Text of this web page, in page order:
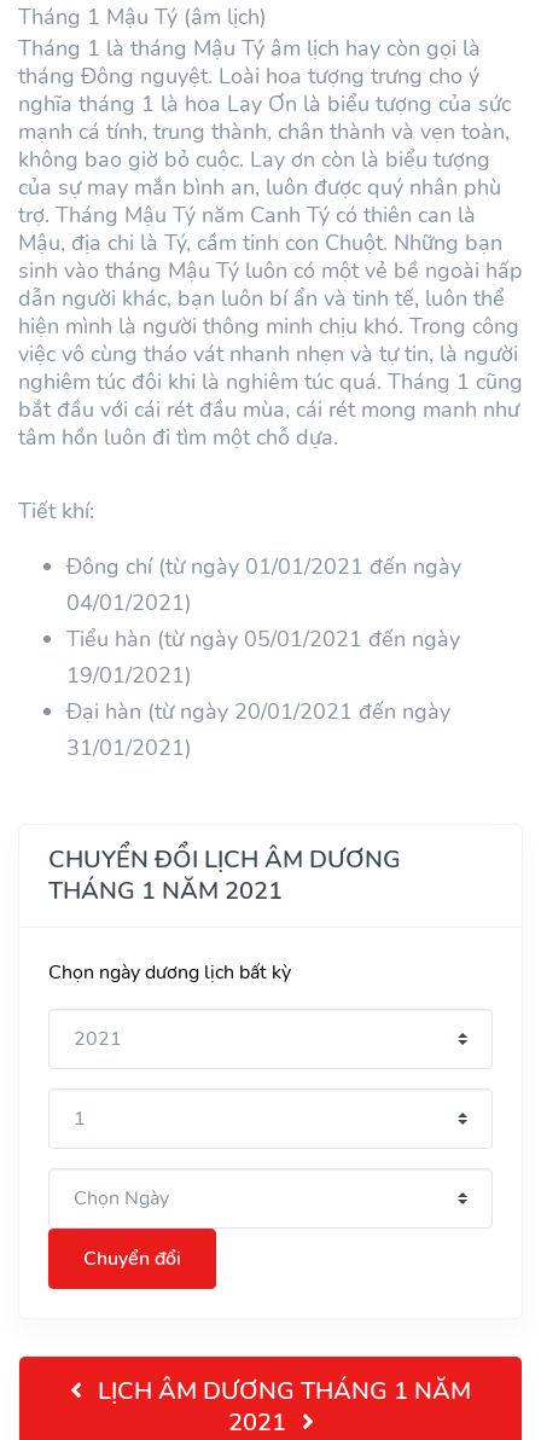
Tháng 1 Mậu Tý (âm lịch)
Tháng 1 là tháng Mậu Tý âm lịch hay còn gọi là
tháng Đông nguyệt. Loài hoa tượng trưng cho ý
nghĩa tháng 1 là hoa Lay Ơn là biểu tượng của sức
mạnh cá tính, trung thành, chân thành và vẹn toàn,
không bao giờ bỏ cuộc. Lay ơn còn là biểu tượng
của sự may mắn bình an, luôn được quý nhân phù
trợ. Tháng Mậu Tý năm Canh Tý có thiên can là
Mậu, địa chi là Tý, cầm tinh con Chuột. Những bạn
sinh vào tháng Mậu Tý luôn có một vẻ bề ngoài hấp
dẫn người khác, bạn luôn bí ẩn và tinh tế, luôn thể
hiện mình là người thông minh chịu khó. Trong công
việc vô cùng tháo vát nhanh nhẹn và tự tin, là người
nghiêm túc đôi khi là nghiêm túc quá. Tháng 1 cũng
bắt đầu với cái rét đầu mùa, cái rét mong manh như
tâm hồn luôn đi tìm một chỗ dựa.
Tiết khí:
Đông chí (từ ngày 01/01/2021 đến ngày
04/01/2021)
Tiểu hàn (từ ngày 05/01/2021 đến ngày
19/01/2021)
Đại hàn (từ ngày 20/01/2021 đến ngày
31/01/2021)
CHUYỂN ĐỔI LỊCH ÂM DƯƠNG
THÁNG 1 NĂM 2021
Chọn ngày dương lịch bất kỳ
Chuyển đổi
LỊCH ÂM DƯƠNG THÁNG 1 NĂM
2021